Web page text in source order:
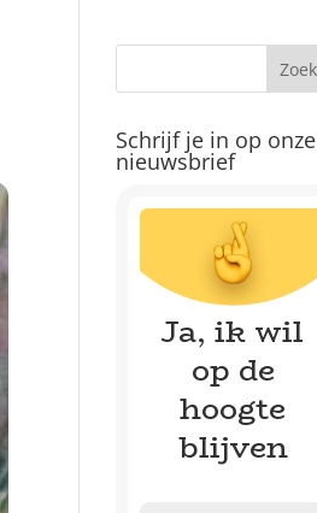
Schrijf je in op onze
nieuwsbrief
Ja, ik wil
op de
hoogte
blijven